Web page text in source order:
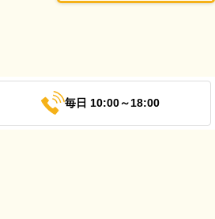
毎日 10:00～18:00